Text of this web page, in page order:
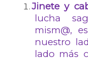
Jinete y
lucha
mism@,
nuestro
lado más